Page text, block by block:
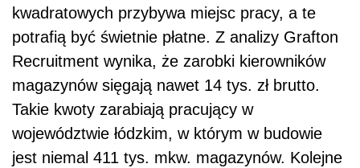
kwadratowych przybywa miejsc pracy, a te
potrafią być świetnie płatne. Z analizy Grafton
Recruitment wynika, że zarobki kierowników
magazynów sięgają nawet 14 tys. zł brutto.
Takie kwoty zarabiają pracujący w
województwie łódzkim, w którym w budowie
jest niemal 411 tys. mkw. magazynów. Kolejne